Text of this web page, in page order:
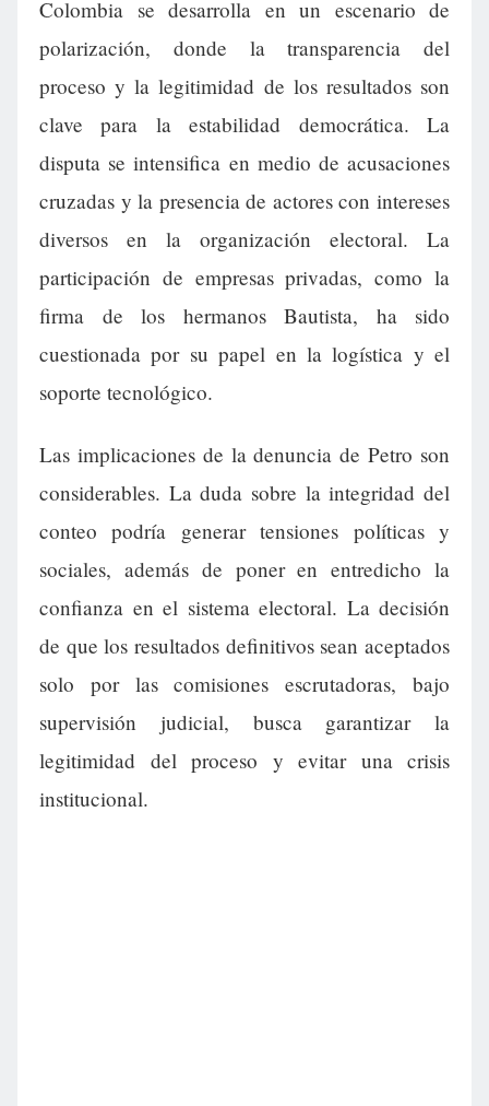
Colombia se desarrolla en un escenario de
polarización, donde la transparencia del
proceso y la legitimidad de los resultados son
clave para la estabilidad democrática. La
disputa se intensifica en medio de acusaciones
cruzadas y la presencia de actores con intereses
diversos en la organización electoral. La
participación de empresas privadas, como la
firma de los hermanos Bautista, ha sido
cuestionada por su papel en la logística y el
soporte tecnológico.
Las implicaciones de la denuncia de Petro son
considerables. La duda sobre la integridad del
conteo podría generar tensiones políticas y
sociales, además de poner en entredicho la
confianza en el sistema electoral. La decisión
de que los resultados definitivos sean aceptados
solo por las comisiones escrutadoras, bajo
supervisión judicial, busca garantizar la
legitimidad del proceso y evitar una crisis
institucional.